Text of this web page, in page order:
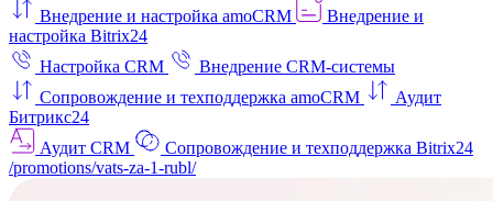
Внедрение и настройка amoCRM
Внедрение и
настройка Bitrix24
Настройка CRM
Внедрение CRM-системы
Сопровождение и техподдержка amoCRM
Аудит
Битрикс24
Аудит CRM
Сопровождение и техподдержка Bitrix24
/promotions/vats-za-1-rubl/